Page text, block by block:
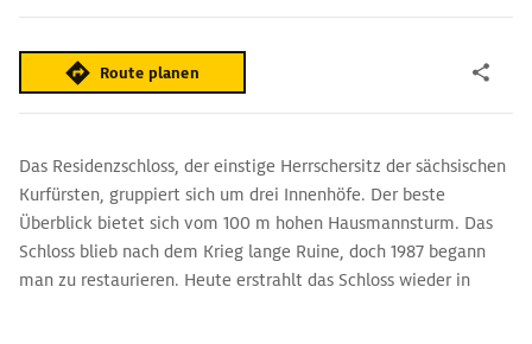
Route planen
Das Residenzschloss, der einstige Herrschersitz der sächsischen
Kurfürsten, gruppiert sich um drei Innenhöfe. Der beste
Überblick bietet sich vom 100 m hohen Hausmannsturm. Das
Schloss blieb nach dem Krieg lange Ruine, doch 1987 begann
man zu restaurieren. Heute erstrahlt das Schloss wieder in